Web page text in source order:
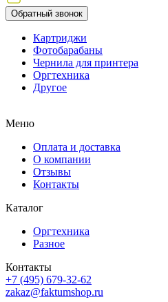
Обратный звонок
Картриджи
Фотобарабаны
Чернила для принтера
Оргтехника
Другое
Меню
Оплата и доставка
О компании
Отзывы
Контакты
Каталог
Оргтехника
Разное
Контакты
+7 (495) 679-32-62
zakaz@faktumshop.ru